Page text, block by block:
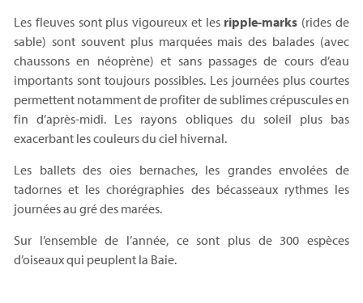
Les fleuves sont plus vigoureux et les ripple-marks (rides de
sable) sont souvent plus marquées mais des balades (avec
chaussons en néoprène) et sans passages de cours d’eau
importants sont toujours possibles. Les journées plus courtes
permettent notamment de profiter de sublimes crépuscules en
fin d’après-midi. Les rayons obliques du soleil plus bas
exacerbant les couleurs du ciel hivernal.
Les ballets des oies bernaches, les grandes envolées de
tadornes et les chorégraphies des bécasseaux rythmes les
journées au gré des marées.
Sur l’ensemble de l’année, ce sont plus de 300 espèces
d’oiseaux qui peuplent la Baie.